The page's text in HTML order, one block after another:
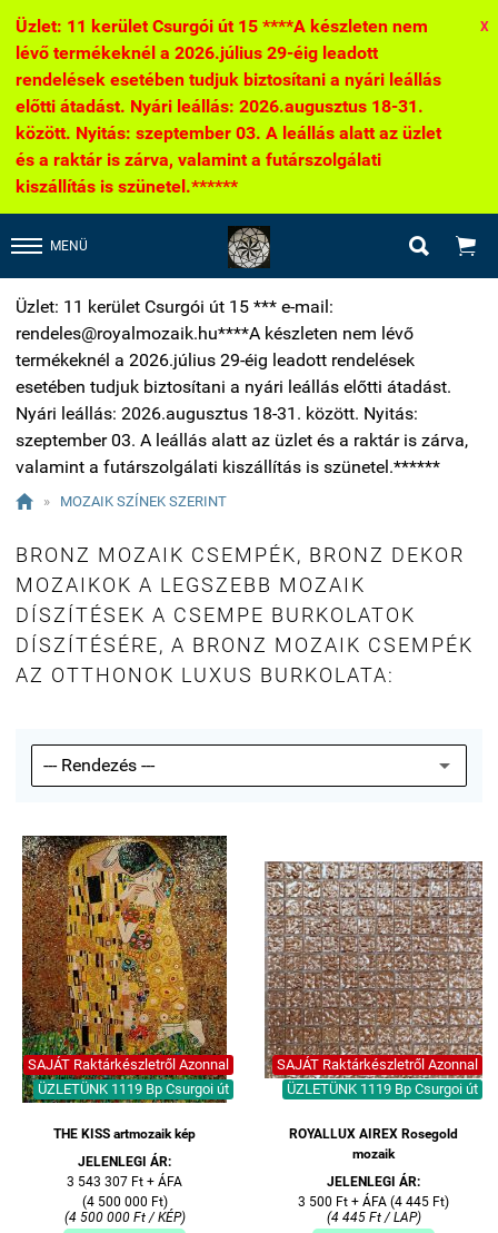
Üzlet: 11 kerület Csurgói út 15 ****A készleten nem
lévő termékeknél a 2026.július 29-éig leadott
rendelések esetében tudjuk biztosítani a nyári leállás
előtti átadást. Nyári leállás: 2026.augusztus 18-31.
között. Nyitás: szeptember 03. A leállás alatt az üzlet
és a raktár is zárva, valamint a futárszolgálati
kiszállítás is szünetel.******
X
MENÜ  
Üzlet: 11 kerület Csurgói út 15 *** e-mail:
rendeles@royalmozaik.hu****A készleten nem lévő
termékeknél a 2026.július 29-éig leadott rendelések
esetében tudjuk biztosítani a nyári leállás előtti átadást.
Nyári leállás: 2026.augusztus 18-31. között. Nyitás:
szeptember 03. A leállás alatt az üzlet és a raktár is zárva,
valamint a futárszolgálati kiszállítás is szünetel.******
 » MOZAIK SZÍNEK SZERINT
BRONZ MOZAIK CSEMPÉK, BRONZ DEKOR
MOZAIKOK A LEGSZEBB MOZAIK
DÍSZÍTÉSEK A CSEMPE BURKOLATOK
DÍSZÍTÉSÉRE, A BRONZ MOZAIK CSEMPÉK
AZ OTTHONOK LUXUS BURKOLATA:
SAJÁT Raktárkészletről Azonnal
ÜZLETÜNK 1119 Bp Csurgoi út
THE KISS artmozaik kép
JELENLEGI ÁR:
3 543 307 Ft + ÁFA
(4 500 000 Ft)
(4 500 000 Ft / KÉP)
SAJÁT Raktárkészletről Azonnal
ÜZLETÜNK 1119 Bp Csurgoi út
ROYALLUX AIREX Rosegold
mozaik
JELENLEGI ÁR:
3 500 Ft + ÁFA (4 445 Ft)
(4 445 Ft / LAP)